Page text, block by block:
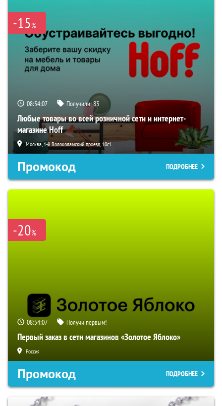
-15%
08:54:06 Получили:83
Любые товары во всей розничной сети и интернет-
магазине Hoff
Москва, 1-й Волоколамский проезд, 10с1
Промокод ПОДРОБНЕЕ
-20%
08:54:06 Получи первым!
Первый заказ в сети магазинов «Золотое Яблоко»
Россия
Промокод ПОДРОБНЕЕ